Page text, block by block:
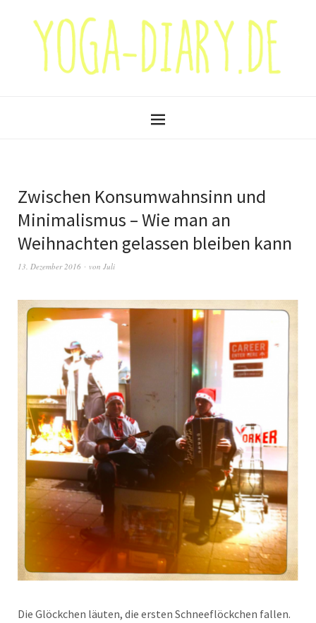
Zwischen Konsumwahnsinn und
Minimalismus – Wie man an
Weihnachten gelassen bleiben kann
13. Dezember 2016 von Juli
Die Glöckchen läuten, die ersten Schneeflöckchen fallen.